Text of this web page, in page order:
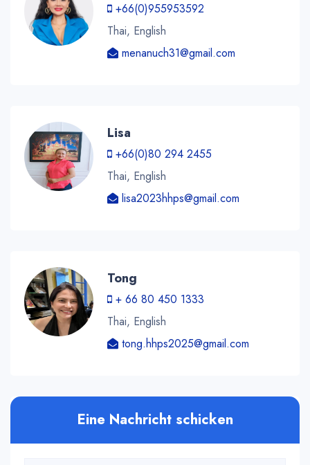
+66(0)955953592
Thai, English
menanuch31@gmail.com
Lisa
+66(0)80 294 2455
Thai, English
lisa2023hhps@gmail.com
Tong
+ 66 80 450 1333
Thai, English
tong.hhps2025@gmail.com
Eine Nachricht schicken